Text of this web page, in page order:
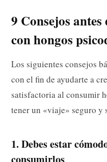
9 Consejos
con hongos
Los siguientes consejos
con el fin de ayudarte a
satisfactoria al consumir
tener un «viaje» seguro y
1. Debes estar